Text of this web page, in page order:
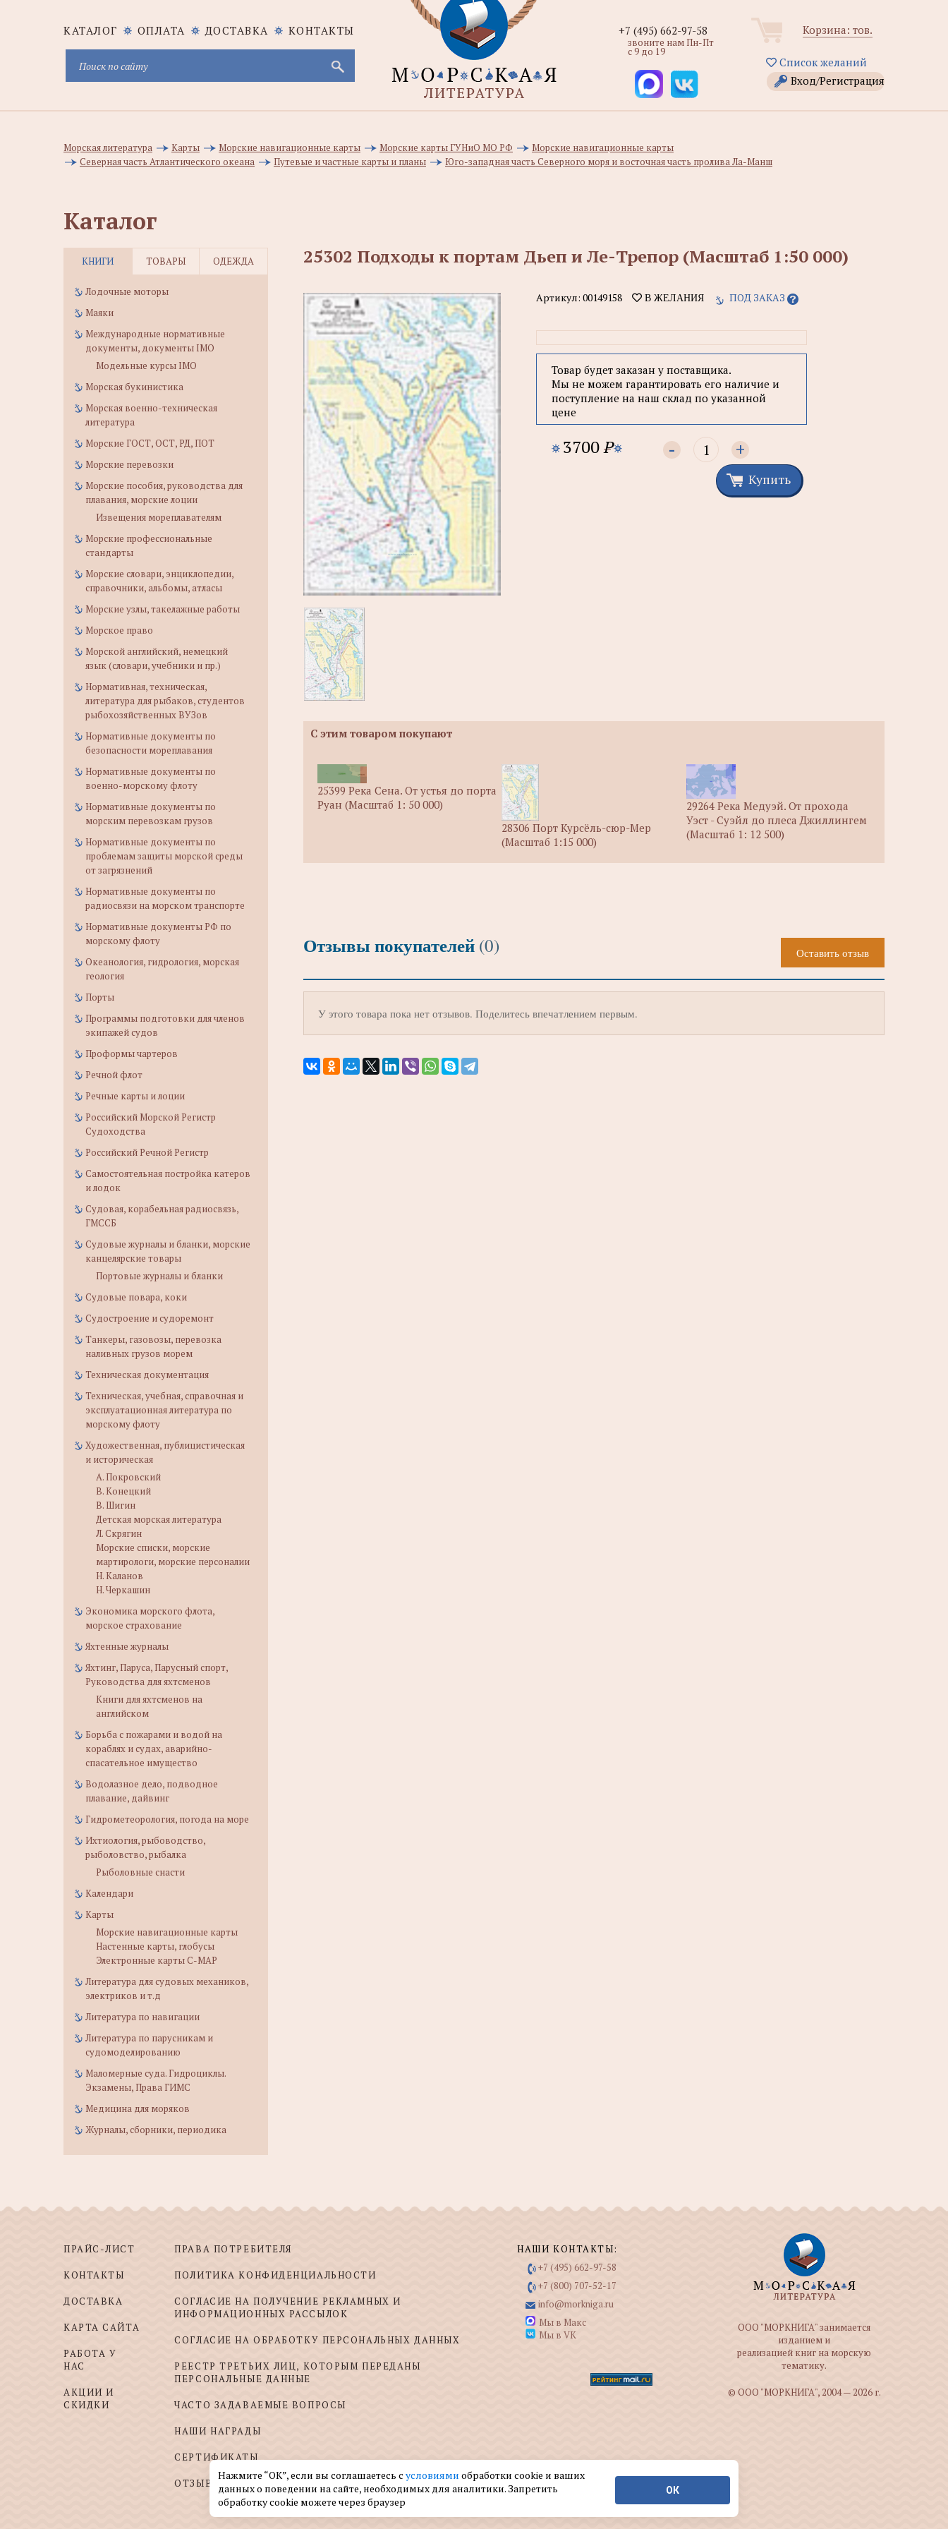
КАТАЛОГ ОПЛАТА ДОСТАВКА КОНТАКТЫ Корзина: тов.
Список желаний
Вход/Регистрация
+7 (495) 662-97-58
звоните нам Пн-Пт
с 9 до 19
Морская литература Карты Морские навигационные карты Морские карты ГУНиО МО РФ
Морские навигационные карты
Северная часть Атлантического океана
Путевые и частные карты и планы Юго-западная часть Северного моря и восточная часть пролива Ла-Манш
Каталог
КНИГИ ТОВАРЫ ОДЕЖДА
Лодочные моторы
Маяки
Международные нормативные
документы, документы IMO
Модельные курсы IMO
Морская букинистика
Морская военно-техническая
литература
Морские ГОСТ, ОСТ, РД, ПОТ
Морские перевозки
Морские пособия, руководства для
плавания, морские лоции
Извещения мореплавателям
Морские профессиональные
стандарты
Морские словари, энциклопедии,
справочники, альбомы, атласы
Морские узлы, такелажные работы
Морское право
Морской английский, немецкий
язык (словари, учебники и пр.)
Нормативная, техническая,
литература для рыбаков, студентов
рыбохозяйственных ВУЗов
Нормативные документы по
безопасности мореплавания
Нормативные документы по
военно-морскому флоту
Нормативные документы по
морским перевозкам грузов
Нормативные документы по
проблемам защиты морской среды
от загрязнений
Нормативные документы по
радиосвязи на морском транспорте
Нормативные документы РФ по
морскому флоту
Океанология, гидрология, морская
геология
Порты
Программы подготовки для членов
экипажей судов
Проформы чартеров
Речной флот
Речные карты и лоции
Российский Морской Регистр
Судоходства
Российский Речной Регистр
Самостоятельная постройка катеров
и лодок
Судовая, корабельная радиосвязь,
ГМССБ
Судовые журналы и бланки, морские
канцелярские товары
Портовые журналы и бланки
Судовые повара, коки
Судостроение и судоремонт
Танкеры, газовозы, перевозка
наливных грузов морем
Техническая документация
Техническая, учебная, справочная и
эксплуатационная литература по
морскому флоту
Художественная, публицистическая
и историческая
А. Покровский
В. Конецкий
В. Шигин
Детская морская литература
Л. Скрягин
Морские списки, морские
мартирологи, морские персоналии
Н. Каланов
Н. Черкашин
Экономика морского флота,
морское страхование
Яхтенные журналы
Яхтинг, Паруса, Парусный спорт,
Руководства для яхтсменов
Книги для яхтсменов на
английском
Борьба с пожарами и водой на
кораблях и судах, аварийно-
спасательное имущество
Водолазное дело, подводное
плавание, дайвинг
Гидрометеорология, погода на море
Ихтиология, рыбоводство,
рыболовство, рыбалка
Рыболовные снасти
Календари
Карты
Морские навигационные карты
Настенные карты, глобусы
Электронные карты C-MAP
Литература для судовых механиков,
электриков и т.д
Литература по навигации
Литература по парусникам и
судомоделированию
Маломерные суда. Гидроциклы.
Экзамены, Права ГИМС
Медицина для моряков
Журналы, сборники, периодика
25302 Подходы к портам Дьеп и Ле-Трепор (Масштаб 1:50 000)
Артикул: 00149158 В ЖЕЛАНИЯ ПОД ЗАКАЗ
Товар будет заказан у поставщика.
Мы не можем гарантировать его наличие и
поступление на наш склад по указанной
цене
3700P - +
Купить
С этим товаром покупают
25399 Река Сена. От устья до порта
Руан (Масштаб 1: 50 000)
28306 Порт Курсёль-сюр-Мер
(Масштаб 1:15 000)
29264 Река Медуэй. От прохода
Уэст - Суэйл до плеса Джиллингем
(Масштаб 1: 12 500)
Отзывы покупателей (0) Оставить отзыв
У этого товара пока нет отзывов. Поделитесь впечатлением первым.
ПРАЙС-ЛИСТ
КОНТАКТЫ
ДОСТАВКА
КАРТА САЙТА
РАБОТА У
НАС
АКЦИИ И
СКИДКИ
ПРАВА ПОТРЕБИТЕЛЯ
ПОЛИТИКА КОНФИДЕНЦИАЛЬНОСТИ
СОГЛАСИЕ НА ПОЛУЧЕНИЕ РЕКЛАМНЫХ И
ИНФОРМАЦИОННЫХ РАССЫЛОК
СОГЛАСИЕ НА ОБРАБОТКУ ПЕРСОНАЛЬНЫХ ДАННЫХ
РЕЕСТР ТРЕТЬИХ ЛИЦ, КОТОРЫМ ПЕРЕДАНЫ
ПЕРСОНАЛЬНЫЕ ДАННЫЕ
ЧАСТО ЗАДАВАЕМЫЕ ВОПРОСЫ
НАШИ НАГРАДЫ
СЕРТИФИКАТЫ
ОТЗЫВЫ И ПОЖЕЛАНИЯ
НАШИ КОНТАКТЫ:
+7 (495) 662-97-58
+7 (800) 707-52-17
info@morkniga.ru
Мы в Макс
Мы в VK
ООО "МОРКНИГА" занимается
изданием и
реализацией книг на морскую
тематику.
© ООО "МОРКНИГА", 2004 — 2026 г.
Нажмите “ОК”, если вы соглашаетесь с условиями обработки cookie и ваших
данных о поведении на сайте, необходимых для аналитики. Запретить
обработку cookie можете через браузер
ОК